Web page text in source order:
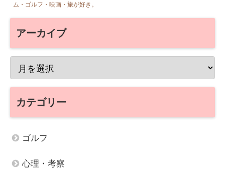
ム・ゴルフ・映画・旅が好き。
アーカイブ
カテゴリー
ゴルフ
心理・考察